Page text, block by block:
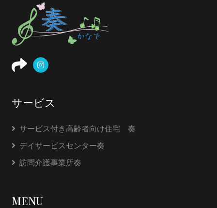
サービス
サービス付き高齢者向け住宅 奏
デイサービスセンター奏
訪問介護事業所奏
MENU